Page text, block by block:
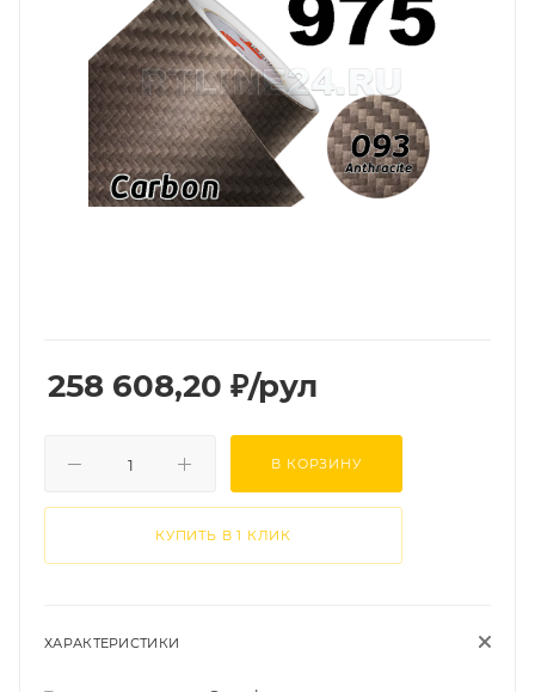
258 608,20 ₽/рул
В КОРЗИНУ
КУПИТЬ В 1 КЛИК
ХАРАКТЕРИСТИКИ